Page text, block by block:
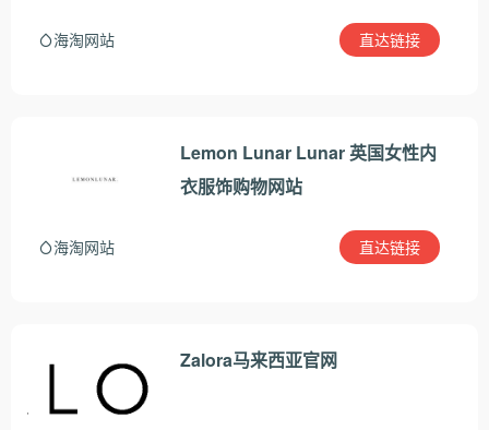
海淘网站 直达链接
Lemon Lunar Lunar 英国女性内
衣服饰购物网站
海淘网站 直达链接
Zalora马来西亚官网